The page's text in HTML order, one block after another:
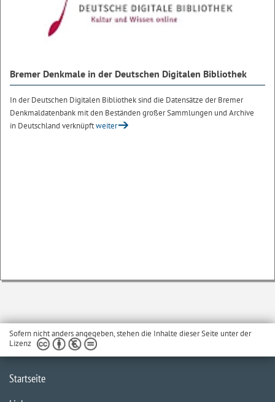
Bremer Denkmale in der Deutschen Digitalen Bibliothek
In der Deutschen Digitalen Bibliothek sind die Datensätze der Bremer
Denkmaldatenbank mit den Beständen großer Sammlungen und Archive
in Deutschland verknüpftweiter
Sofern nicht anders angegeben, stehen die Inhalte dieser Seite unter der
Lizenz
Startseite